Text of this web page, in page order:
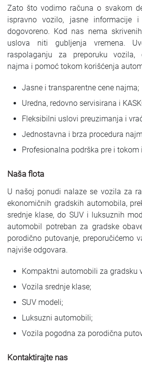
Zato što vodimo računa o svakom
ispravno vozilo, jasne
dogovoreno. Kod nas nema
uslova niti gubljenja vremena.
raspolaganju za preporuku vozila,
najma i pomoć tokom korišćenja
Jasne i transparentne cene najma;
Uredna, redovno servisirana i
Fleksibilni uslovi preuzimanja i
Jednostavna i brza procedura
Profesionalna podrška pre i
Naša flota
U našoj ponudi nalaze se vozila za
ekonomičnih gradskih automobila,
srednje klase, do SUV i luksuznih
automobil potreban za gradske
porodično putovanje, preporučićemo
najviše odgovara.
Kompaktni automobili za gradsku
Vozila srednje klase;
SUV modeli;
Luksuzni automobili;
Vozila pogodna za porodična
Kontaktirajte nas